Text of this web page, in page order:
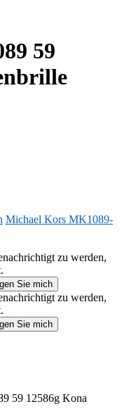
59
Michael Kors MK1089-
zu werden,
zu werden,